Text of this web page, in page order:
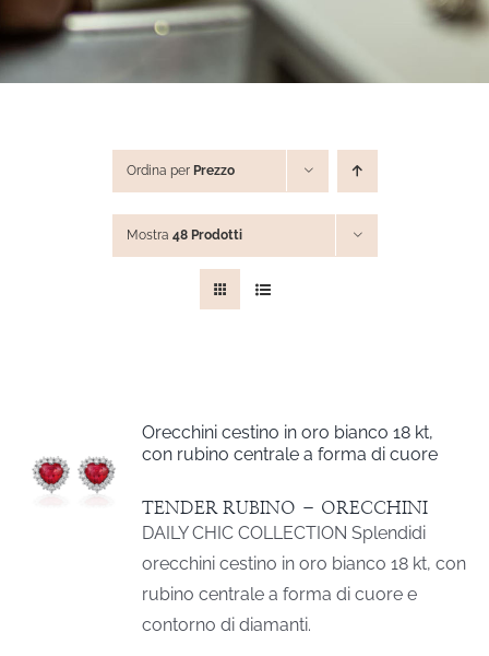
STEVE ANGELI
EXPERIENCE
BLOG
Ordina per Prezzo
Mostra 48 Prodotti
Orecchini cestino in oro bianco 18 kt,
con rubino centrale a forma di cuore
TENDER RUBINO – ORECCHINI
DAILY CHIC COLLECTION Splendidi
orecchini cestino in oro bianco 18 kt, con
rubino centrale a forma di cuore e
contorno di diamanti.